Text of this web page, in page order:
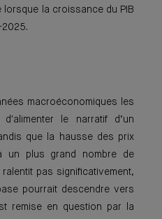
lorsque la croissance du PIB
2025.
macroéconomiques les
le narratif d’un
que la hausse des prix
un plus grand nombre de
pas significativement,
pourrait descendre vers
remise en question par la